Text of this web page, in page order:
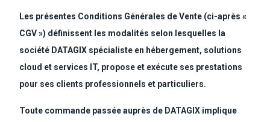
Les présentes Conditions Générales de Vente (ci-après «
CGV ») définissent les modalités selon lesquelles la
société DATAGIX spécialiste en hébergement, solutions
cloud et services IT, propose et exécute ses prestations
pour ses clients professionnels et particuliers.
Toute commande passée auprès de DATAGIX implique